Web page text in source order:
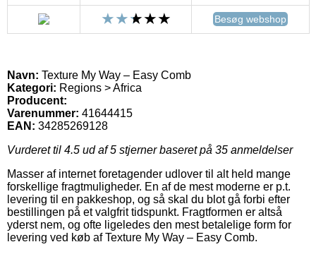
Besøg webshop
Navn: Texture My Way – Easy Comb
Kategori: Regions > Africa
Producent:
Varenummer: 41644415
EAN: 34285269128
Vurderet til 4.5 ud af 5 stjerner baseret på 35 anmeldelser
Masser af internet foretagender udlover til alt held mange
forskellige fragtmuligheder. En af de mest moderne er p.t.
levering til en pakkeshop, og så skal du blot gå forbi efter
bestillingen på et valgfrit tidspunkt. Fragtformen er altså
yderst nem, og ofte ligeledes den mest betalelige form for
levering ved køb af Texture My Way – Easy Comb.